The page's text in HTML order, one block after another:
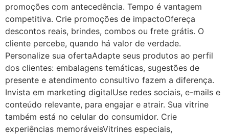
promoções com antecedência. Tempo é vantagem
competitiva. Crie promoções de impactoOfereça
descontos reais, brindes, combos ou frete grátis. O
cliente percebe, quando há valor de verdade.
Personalize sua ofertaAdapte seus produtos ao perfil
dos clientes: embalagens temáticas, sugestões de
presente e atendimento consultivo fazem a diferença.
Invista em marketing digitalUse redes sociais, e-mails e
conteúdo relevante, para engajar e atrair. Sua vitrine
também está no celular do consumidor. Crie
experiências memoráveisVitrines especiais,